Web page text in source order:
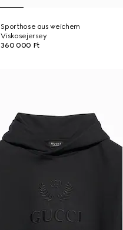
Sporthose aus weichem
Viskosejersey
360 000 Ft